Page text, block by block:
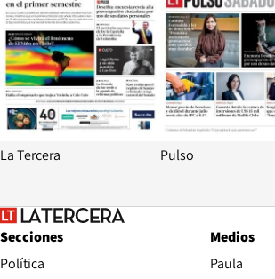
La Tercera Pulso
Secciones
Política
Medios
Paula